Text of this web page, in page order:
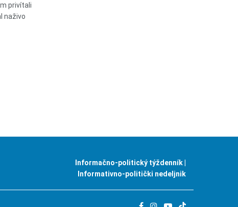
privítali
naživo
Informačno-politický týždenník |
Informativno-politički nedeljnik